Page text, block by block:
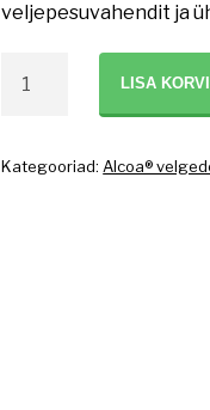
veljepesuvahendit ja
Wash
LISA KORVI
Kategooriad: Alcoa®